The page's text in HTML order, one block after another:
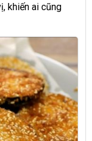
khiến ai cũng